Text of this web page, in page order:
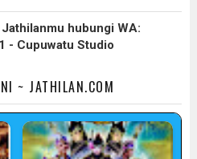
hubungi WA:
- Cupuwatu Studio
~ JATHILAN.COM